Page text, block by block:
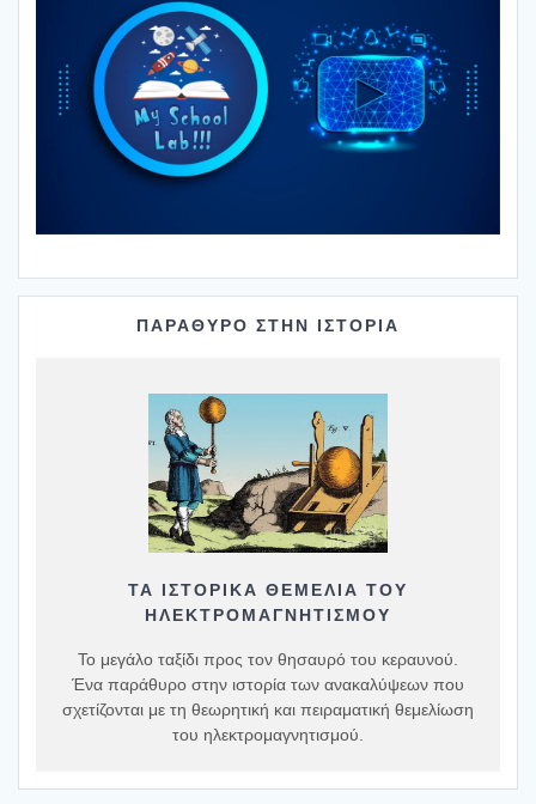
ΠΑΡΑΘΥΡΟ ΣΤΗΝ ΙΣΤΟΡΙΑ
ΤΑ ΙΣΤΟΡΙΚΆ ΘΕΜΈΛΙΑ ΤΟΥ
ΗΛΕΚΤΡΟΜΑΓΝΗΤΙΣΜΟΎ
Το μεγάλο ταξίδι προς τον θησαυρό του κεραυνού.
Ένα παράθυρο στην ιστορία των ανακαλύψεων που
σχετίζονται με τη θεωρητική και πειραματική θεμελίωση
του ηλεκτρομαγνητισμού.